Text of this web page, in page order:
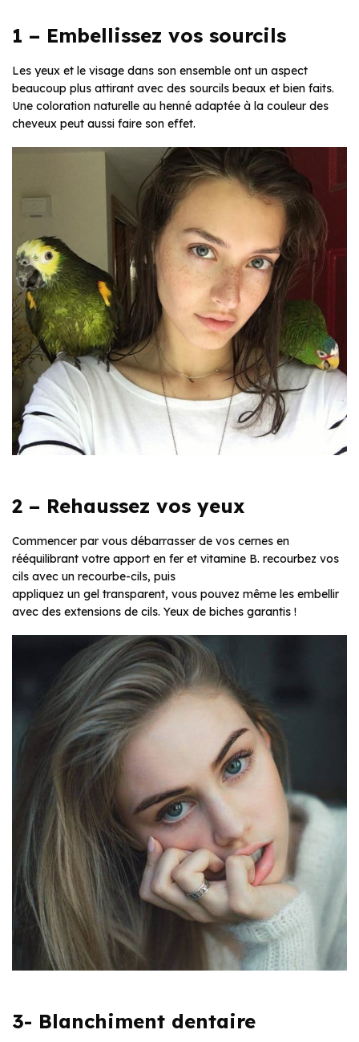
1 – Embellissez vos sourcils
Les yeux et le visage dans son ensemble ont un aspect
beaucoup plus attirant avec des sourcils beaux et bien faits.
Une coloration naturelle au henné adaptée à la couleur des
cheveux peut aussi faire son effet.
2 – Rehaussez vos yeux
Commencer par vous débarrasser de vos cernes en
rééquilibrant votre apport en fer et vitamine B. recourbez vos
cils avec un recourbe-cils, puis
appliquez un gel transparent, vous pouvez même les embellir
avec des extensions de cils. Yeux de biches garantis !
3- Blanchiment dentaire